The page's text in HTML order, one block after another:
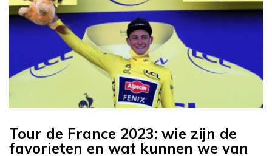
Tour de France 2023: wie zijn de
favorieten en wat kunnen we van